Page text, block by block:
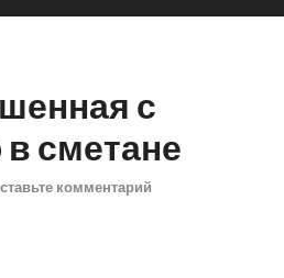
с
сметане
комментарий